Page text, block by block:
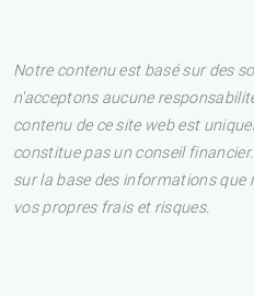
Notre contenu est basé sur des
n'acceptons aucune
contenu de ce site web est
constitue pas un conseil
sur la base des informations
vos propres frais et risques.